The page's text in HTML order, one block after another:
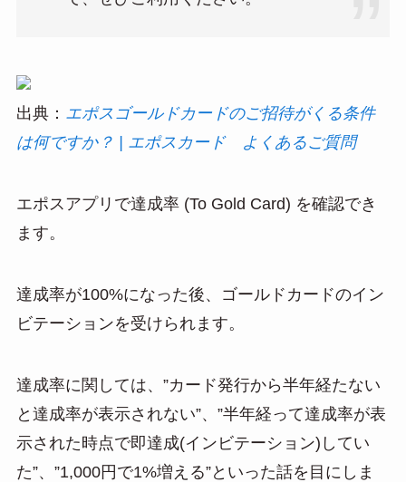
出典： エポスゴールドカードのご招待がくる条件
は何ですか？ | エポスカード よくあるご質問
エポスアプリで達成率 (To Gold Card) を確認でき
ます。
達成率が100%になった後、ゴールドカードのイン
ビテーションを受けられます。
達成率に関しては、”カード発行から半年経たない
と達成率が表示されない”、”半年経って達成率が表
示された時点で即達成(インビテーション)してい
た”、”1,000円で1%増える”といった話を目にしま